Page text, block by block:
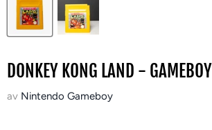
DONKEY KONG LAND - GAMEBOY
av Nintendo Gameboy